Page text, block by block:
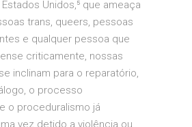
Unidos,⁵ que ameaça
trans, queers, pessoas
e qualquer pessoa que
criticamente, nossas
inclinam para o reparatório,
o processo
o proceduralismo já
vez detido a violência ou